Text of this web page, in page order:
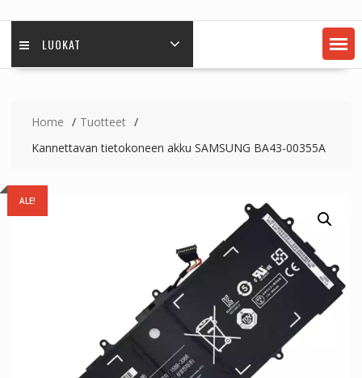
LUOKAT
Home
Tuotteet
Kannettavan tietokoneen akku SAMSUNG BA43-00355A
ALE!